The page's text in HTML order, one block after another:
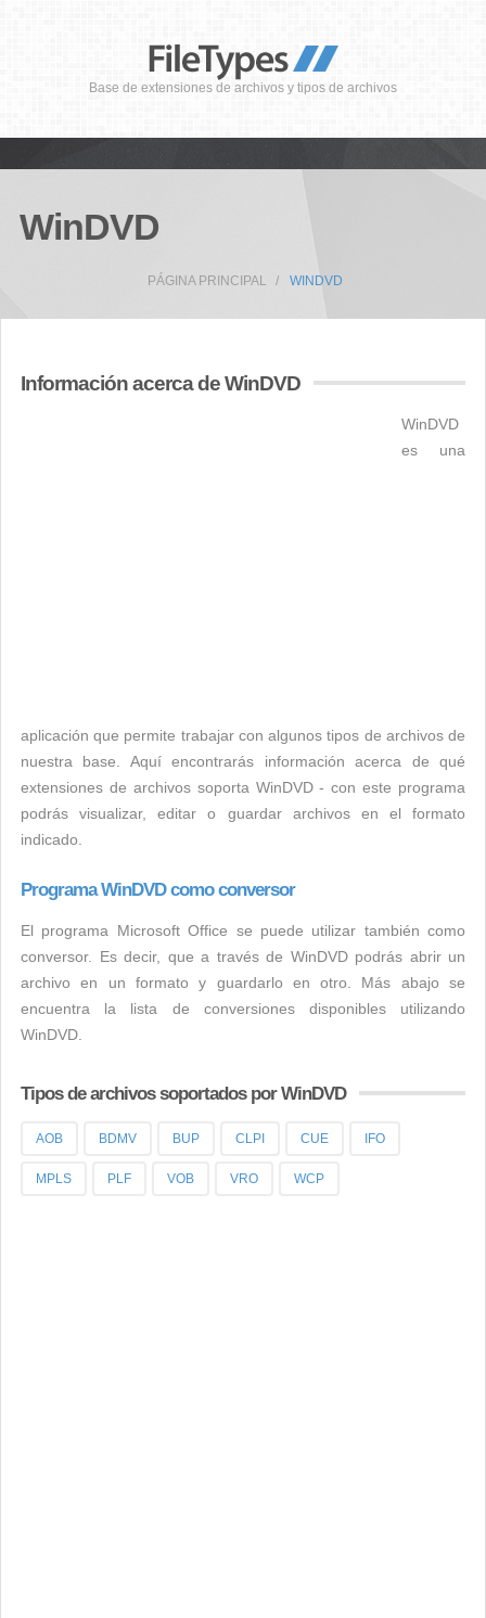
Base de extensiones de archivos y tipos de archivos
WinDVD
PÁGINA PRINCIPAL WINDVD
Información acerca de WinDVD
WinDVD
es una
aplicación que permite trabajar con algunos tipos de archivos de
nuestra base. Aquí encontrarás información acerca de qué
extensiones de archivos soporta WinDVD - con este programa
podrás visualizar, editar o guardar archivos en el formato
indicado.
Programa WinDVD como conversor
El programa Microsoft Office se puede utilizar también como
conversor. Es decir, que a través de WinDVD podrás abrir un
archivo en un formato y guardarlo en otro. Más abajo se
encuentra la lista de conversiones disponibles utilizando
WinDVD.
Tipos de archivos soportados por WinDVD
AOB BDMV BUP CLPI CUE IFO
MPLS PLF VOB VRO WCP